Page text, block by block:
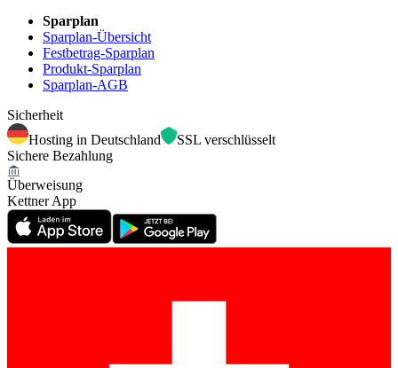
Sparplan
Sparplan-Übersicht
Festbetrag-Sparplan
Produkt-Sparplan
Sparplan-AGB
Sicherheit
Hosting in Deutschland
SSL verschlüsselt
Sichere Bezahlung
Überweisung
Kettner App